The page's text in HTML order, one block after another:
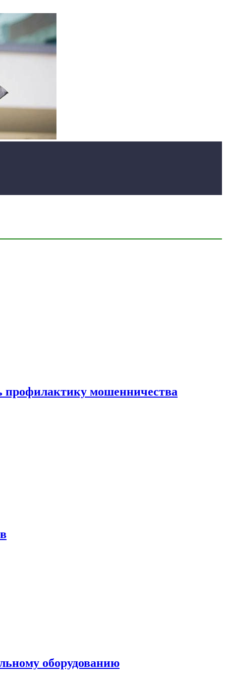
профилактику мошенничества
оборудованию